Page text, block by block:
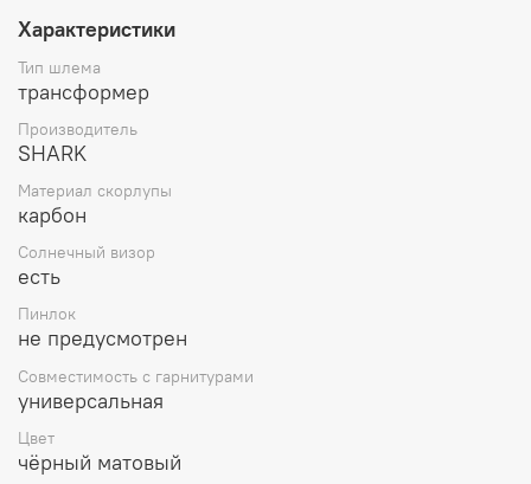
Характеристики
Тип шлема
трансформер
Производитель
SHARK
Материал скорлупы
карбон
Солнечный визор
есть
Пинлок
не предусмотрен
Совместимость с гарнитурами
универсальная
Цвет
чёрный матовый